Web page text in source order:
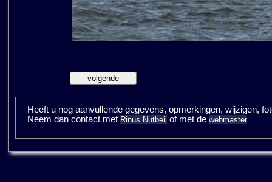
Heeft u nog aanvullende gegevens, opmerkingen, wijzigen,
Neem dan contact met Rinus Nutbeij of met de webmaster